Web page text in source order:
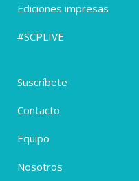
Ediciones impresas
#SCPLIVE
Suscríbete
Contacto
Equipo
Nosotros